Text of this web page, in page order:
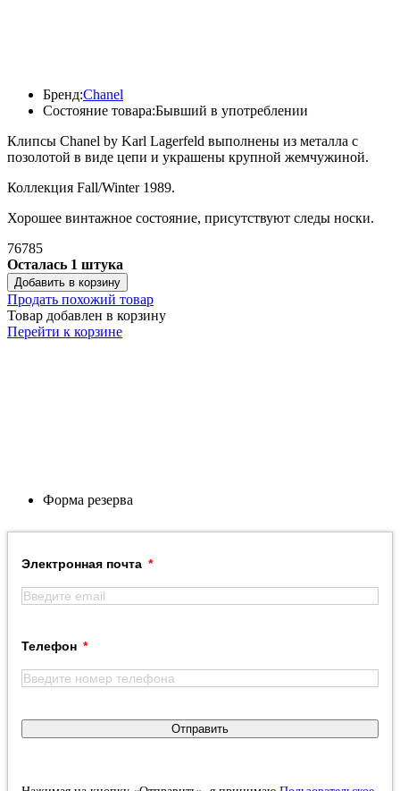
Состояние товара:Бывший в употреблении
Бренд:Chanel
Клипсы Chanel by Karl Lagerfeld выполнены из металла с
позолотой в виде цепи и украшены крупной жемчужиной.
Коллекция Fall/Winter 1989.
Хорошее винтажное состояние, присутствуют следы носки.
76785
Осталась 1 штука
Добавить в корзину
Продать похожий товар
Товар добавлен в корзину
Перейти к корзине
Форма резерва
Электронная почта
Телефон
Отправить